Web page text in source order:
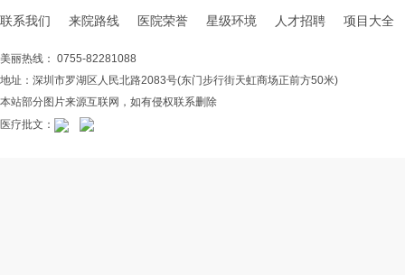
联系我们 来院路线 医院荣誉 星级环境 人才招聘 项目大全
美丽热线： 0755-82281088
地址：深圳市罗湖区人民北路2083号(东门步行街天虹商场正前方50米)
本站部分图片来源互联网，如有侵权联系删除
医疗批文：